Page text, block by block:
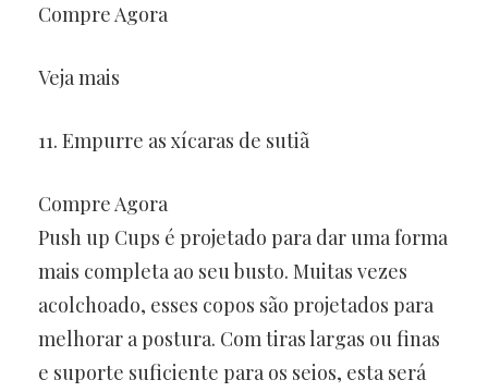
Compre Agora
Veja mais
11. Empurre as xícaras de sutiã
Compre Agora
Push up Cups é projetado para dar uma forma
mais completa ao seu busto. Muitas vezes
acolchoado, esses copos são projetados para
melhorar a postura. Com tiras largas ou finas
e suporte suficiente para os seios, esta será